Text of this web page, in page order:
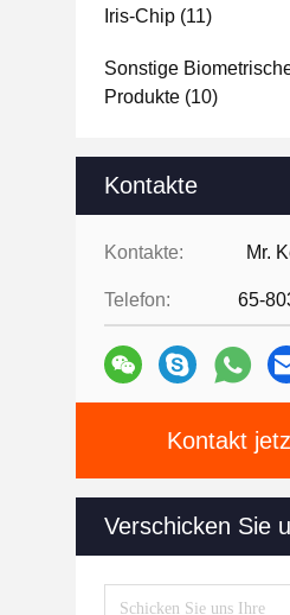
Iris-Chip (11)
Sonstige
Produkte (10)
Kontakte
Kontakte: Mr.
Telefon: 65-
Kontakt
Verschicken Sie